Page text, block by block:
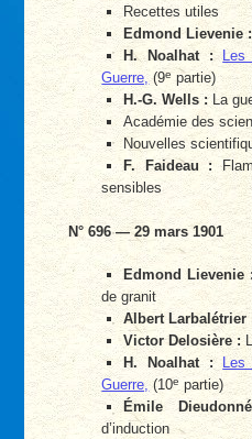
Recettes utiles
Edmond Lievenie :
H. Noalhat :
Guerre, (9e partie)
H.-G. Wells :La
Académie des
Nouvelles
F. Faideau :
sensibles
N° 696 — 29 mars 1901
Edmond Lievenie
de granit
Albert Larbalétrier
Victor Delosière :
H. Noalhat :
Guerre, (10e partie)
Émile
d’induction